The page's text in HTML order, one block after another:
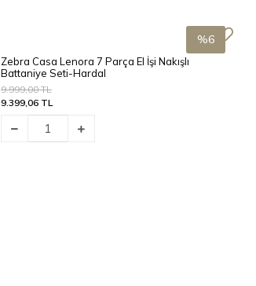
Zebra Casa Lenora 7 Parça El İşi Nakışlı
Battaniye Seti-Hardal
9.999,00 TL
9.399,06 TL
%6